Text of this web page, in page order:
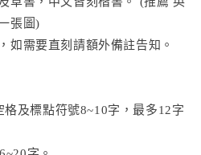
張圖)
如需要直刻請額外備註告知。
格及標點符號8~10字，最多12字